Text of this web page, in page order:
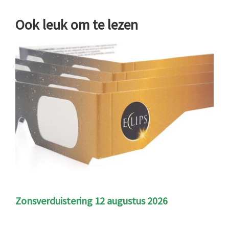
Ook leuk om te lezen
Zonsverduistering 12 augustus 2026